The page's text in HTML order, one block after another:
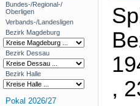
Bundes-/Regional-/
Oberligen
Verbands-/Landesligen
Bezirk Magdeburg
Bezirk Dessau
Bezirk Halle
Pokal 2026/27
,